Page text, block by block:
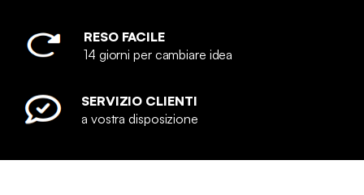
RESO FACILE
14 giorni per cambiare idea
SERVIZIO CLIENTI
a vostra disposizione